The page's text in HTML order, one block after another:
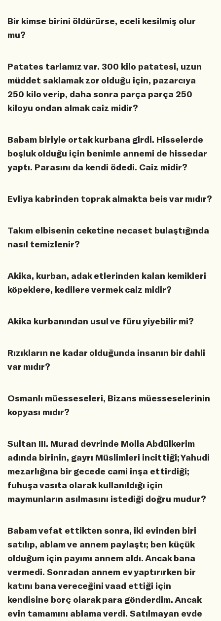
Bir kimse birini öldürürse, eceli kesilmiş olur
mu?
Patates tarlamız var. 300 kilo patatesi, uzun
müddet saklamak zor olduğu için, pazarcıya
250 kilo verip, daha sonra parça parça 250
kiloyu ondan almak caiz midir?
Babam biriyle ortak kurbana girdi. Hisselerde
boşluk olduğu için benimle annemi de hissedar
yaptı. Parasını da kendi ödedi. Caiz midir?
Evliya kabrinden toprak almakta beis var mıdır?
Takım elbisenin ceketine necaset bulaştığında
nasıl temizlenir?
Akika, kurban, adak etlerinden kalan kemikleri
köpeklere, kedilere vermek caiz midir?
Akika kurbanından usul ve füru yiyebilir mi?
Rızıkların ne kadar olduğunda insanın bir dahli
var mıdır?
Osmanlı müesseseleri, Bizans müesseselerinin
kopyası mıdır?
Sultan III. Murad devrinde Molla Abdülkerim
adında birinin, gayrı Müslimleri incittiği; Yahudi
mezarlığına bir gecede cami inşa ettirdiği;
fuhuşa vasıta olarak kullanıldığı için
maymunların asılmasını istediği doğru mudur?
Babam vefat ettikten sonra, iki evinden biri
satılıp, ablam ve annem paylaştı; ben küçük
olduğum için payımı annem aldı. Ancak bana
vermedi. Sonradan annem ev yaptırırken bir
katını bana vereceğini vaad ettiği için
kendisine borç olarak para gönderdim. Ancak
evin tamamını ablama verdi. Satılmayan evde